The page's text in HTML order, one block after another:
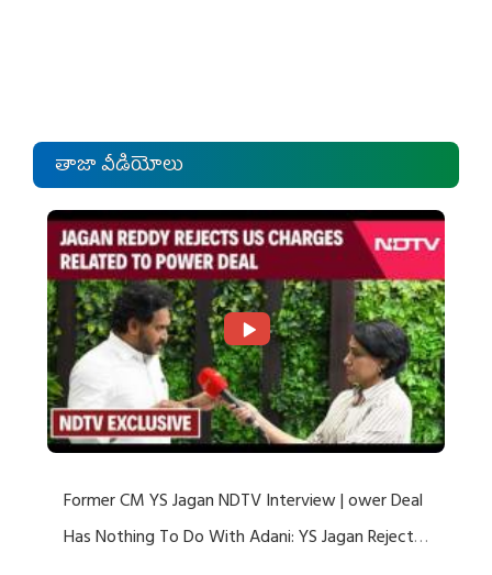
తాజా వీడియోలు
Former CM YS Jagan NDTV Interview | ower Deal
Has Nothing To Do With Adani: YS Jagan Rejects